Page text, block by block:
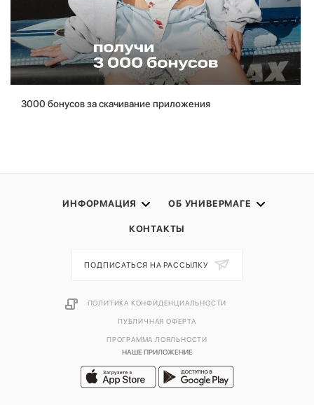
3000 бонусов за скачивание приложения
ИНФОРМАЦИЯ ОБ УНИВЕРМАГЕ
КОНТАКТЫ
НАШЕ ПРИЛОЖЕНИЕ
ПОДПИСАТЬСЯ НА РАССЫЛКУ
ПОЛИТИКА КОНФИДЕНЦИАЛЬНОСТИ
ПУБЛИЧНАЯ ОФЕРТА
ПРОГРАММА ЛОЯЛЬНОСТИ